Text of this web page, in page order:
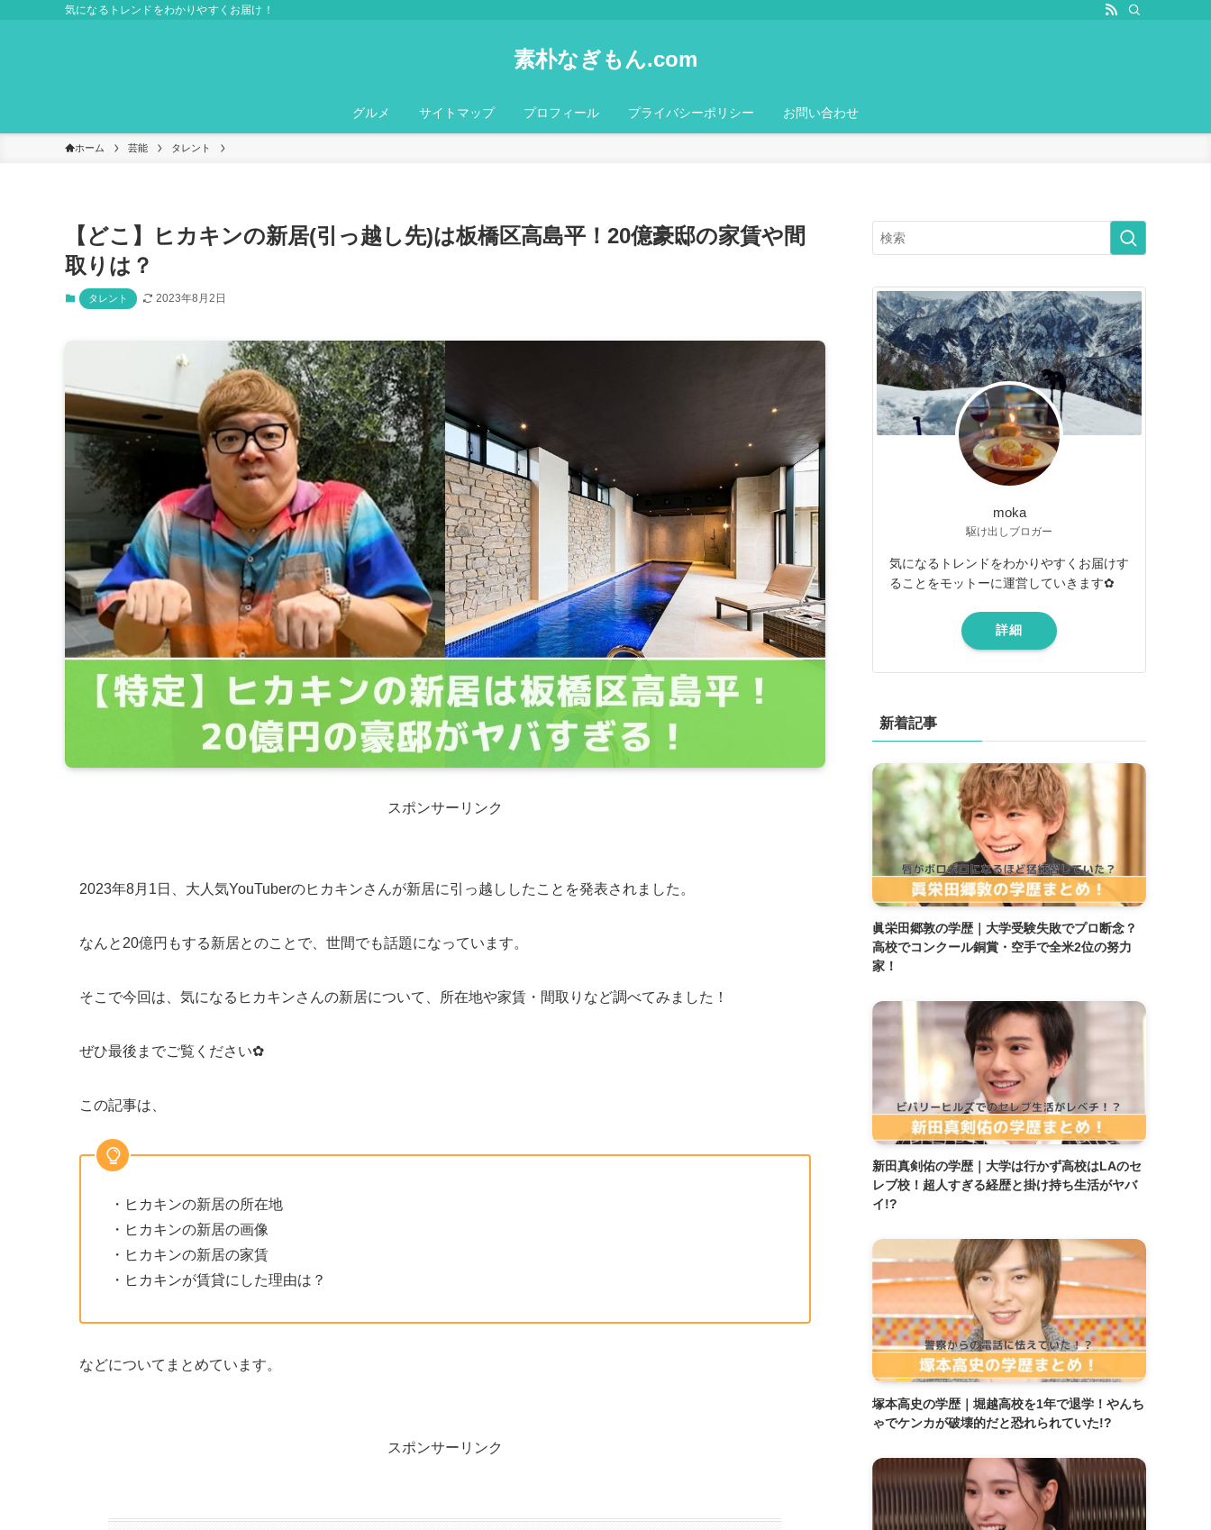
気になるトレンドをわかりやすくお届け！
素朴なぎもん.com
グルメ サイトマップ プロフィール プライバシーポリシー お問い合わせ
ホーム 芸能 タレント
【どこ】ヒカキンの新居(引っ越し先)は板橋区高島平！20億豪邸の家賃や間
取りは？
タレント 2023年8月2日
スポンサーリンク
2023年8月1日、大人気YouTuberのヒカキンさんが新居に引っ越ししたことを発表されました。
なんと20億円もする新居とのことで、世間でも話題になっています。
そこで今回は、気になるヒカキンさんの新居について、所在地や家賃・間取りなど調べてみました！
ぜひ最後までご覧ください✿
この記事は、
・ヒカキンの新居の所在地
・ヒカキンの新居の画像
・ヒカキンの新居の家賃
・ヒカキンが賃貸にした理由は？
などについてまとめています。
スポンサーリンク
moka
駆け出しブロガー
気になるトレンドをわかりやすくお届けす
ることをモットーに運営していきます✿
詳細
新着記事
眞栄田郷敦の学歴｜大学受験失敗でプロ断念？
高校でコンクール銅賞・空手で全米2位の努力
家！
新田真剣佑の学歴｜大学は行かず高校はLAのセ
レブ校！超人すぎる経歴と掛け持ち生活がヤバ
イ!?
塚本高史の学歴｜堀越高校を1年で退学！やんち
ゃでケンカが破壊的だと恐れられていた!?